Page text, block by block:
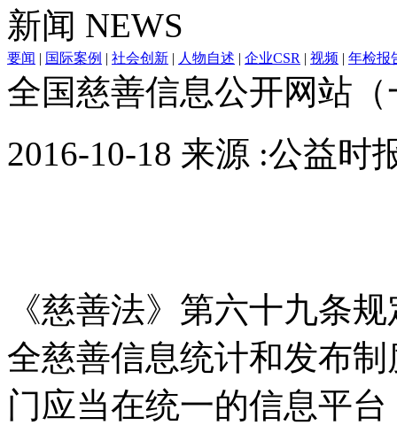
新闻 NEWS
要闻 | 国际案例 | 社会创新 | 人物自述 | 企业CSR | 视频 | 年检报
全国慈善信息公开网站
2016-10-18 来源 :公益时
《慈善法》第六十九条
全慈善信息统计和发布
门应当在统一的信息平